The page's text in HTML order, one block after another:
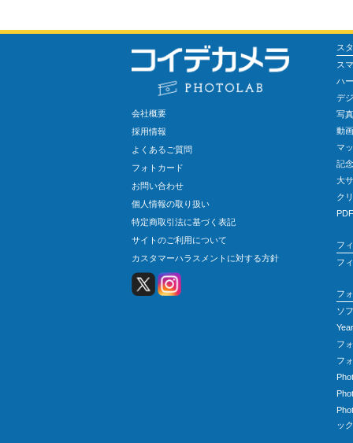
会社概要
採用情報
よくあるご質問
フォトカード
お問い合わせ
個人情報の取り扱い
特定商取引法に基づく表記
サイトのご利用について
カスタマーハラスメントに対する方針
ス
ス
ハ
デ
写
動
マ
記
大
ク
フ
フ
フ
ソ
フ
フ
ッ